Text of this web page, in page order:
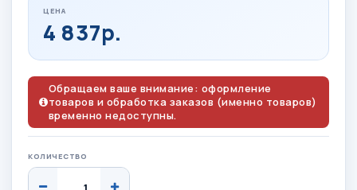
ЦЕНА
4 837р.
Обращаем ваше внимание: оформление
товаров и обработка заказов (именно товаров)
временно недоступны.
КОЛИЧЕСТВО